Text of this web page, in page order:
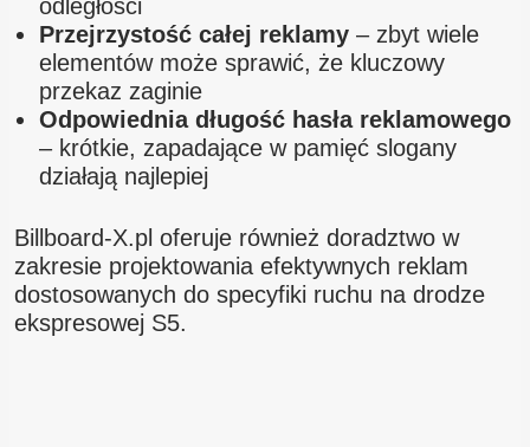
odległości
Przejrzystość całej reklamy – zbyt wiele
elementów może sprawić, że kluczowy
przekaz zaginie
Odpowiednia długość hasła reklamowego
– krótkie, zapadające w pamięć slogany
działają najlepiej
Billboard-X.pl oferuje również doradztwo w
zakresie projektowania efektywnych reklam
dostosowanych do specyfiki ruchu na drodze
ekspresowej S5.